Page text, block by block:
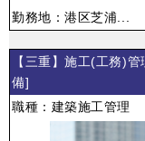
勤務地：港区芝浦...
【三重】施工(工務)
備]
職種：建築施工管理